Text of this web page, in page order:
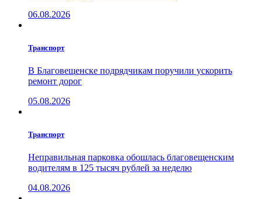
06.08.2026
Транспорт
В Благовещенске подрядчикам поручили ускорить
ремонт дорог
05.08.2026
Транспорт
Неправильная парковка обошлась благовещенским
водителям в 125 тысяч рублей за неделю
04.08.2026